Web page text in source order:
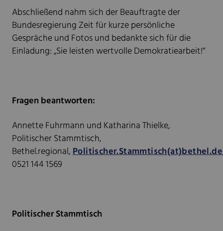
Abschließend nahm sich der Beauftragte der
Bundesregierung Zeit für kurze persönliche
Gespräche und Fotos und bedankte sich für die
Einladung: „Sie leisten wertvolle Demokratiearbeit!“
Fragen beantworten:
Annette Fuhrmann und Katharina Thielke,
Politischer Stammtisch,
Bethel.regional,Politischer.Stammtisch(at)bethel.de
0521 144 1569
Politischer Stammtisch